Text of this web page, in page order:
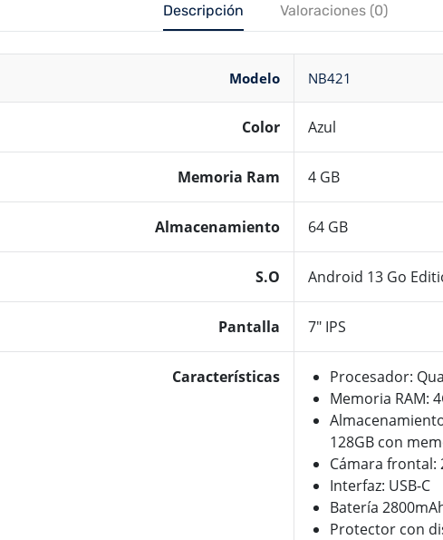
Descripción Valoraciones (0)
Modelo NB421
Color Azul
Memoria Ram 4 GB
Almacenamiento 64 GB
S.O Android 13 Go
Pantalla 7″ IPS
Características
Procesador:
Memoria RAM:
128GB con
Cámara frontal:
Interfaz: USB-C
Batería
Protector con